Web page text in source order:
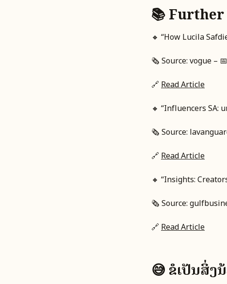
📚
🔸 “How Lucila
🗞️ Source: vogue –
🔗 Read Article
🔸 “Influencers SA:
🗞️ Source:
🔗 Read Article
🔸 “Insights:
🗞️ Source:
🔗 Read Article
😅 ຂໍເປັນສິ່ງ